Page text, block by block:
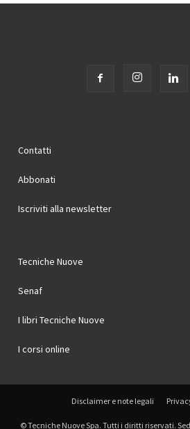
Contatti
Abbonati
Iscriviti alla newsletter
Tecniche Nuove
Senaf
I libri Tecniche Nuove
I corsi online
Disclaimer e note legali
© Tecniche Nuove Spa. Tutti i diritti riservati.